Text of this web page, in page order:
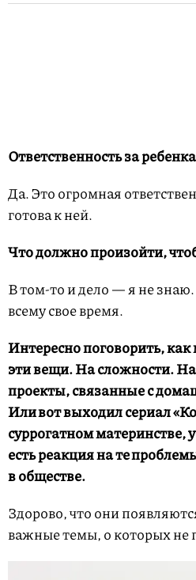
Ответственность за
Да. Это огромная
готова к ней.
Что должно произойти,
В том-то и дело — я не
всему свое время.
Интересно поговорить,
эти вещи. На сложности.
проекты, связанные с
Или вот выходил сериал
суррогатном материнстве,
есть реакция на те
в обществе.
Здорово, что они
важные темы, о которых не